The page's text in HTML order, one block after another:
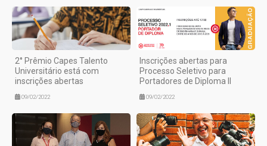
2° Prêmio Capes Talento
Universitário está com
inscrições abertas
09/02/2022
Inscrições abertas para
Processo Seletivo para
Portadores de Diploma II
09/02/2022